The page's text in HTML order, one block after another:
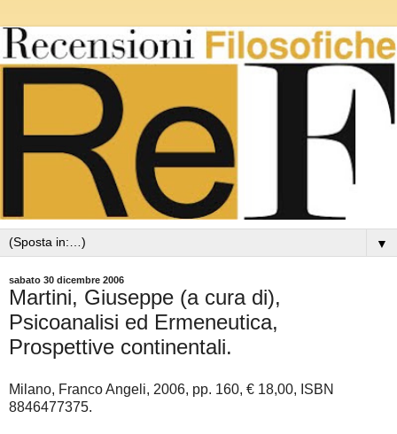
▼
sabato 30 dicembre 2006
Martini, Giuseppe (a cura di),
Psicoanalisi ed Ermeneutica,
Prospettive continentali.
Milano, Franco Angeli, 2006, pp. 160, € 18,00, ISBN
8846477375.